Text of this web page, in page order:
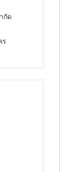
กัด
ร